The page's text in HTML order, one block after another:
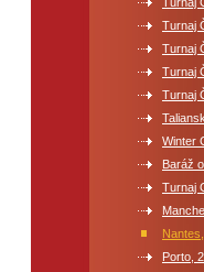
Turnaj
Turnaj
Turnaj
Turnaj
Winter
Baráž
Turnaj
Porto,